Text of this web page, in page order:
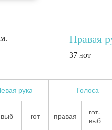
Правая
37 нот
рука Голоса
выб гот правая
гот-
выб